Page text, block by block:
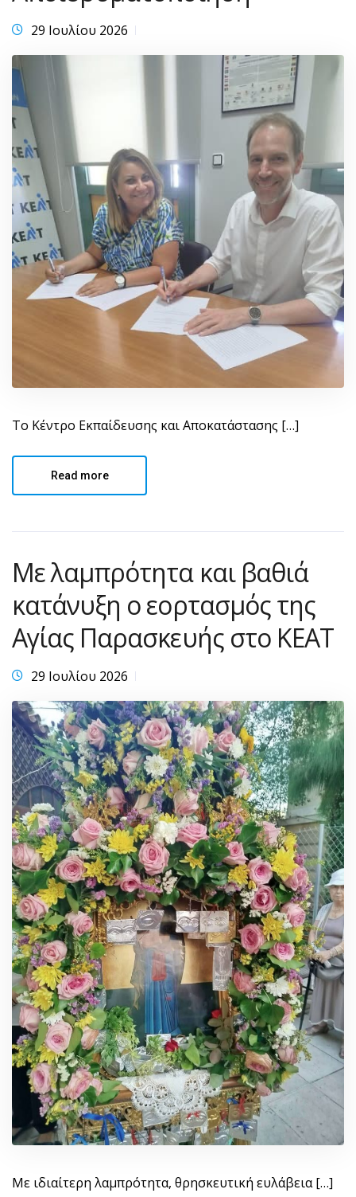
29 Ιουλίου 2026
Το Κέντρο Εκπαίδευσης και Αποκατάστασης […]
Read more
Με λαμπρότητα και βαθιά
κατάνυξη ο εορτασμός της
Αγίας Παρασκευής στο ΚΕΑΤ
29 Ιουλίου 2026
Με ιδιαίτερη λαμπρότητα, θρησκευτική ευλάβεια […]